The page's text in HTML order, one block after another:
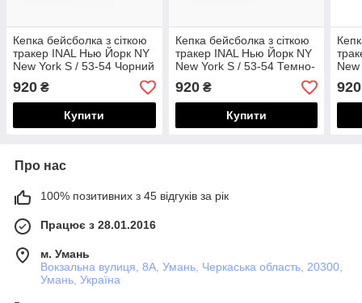
Кепка бейсболка з сіткою
тракер INAL Нью Йорк NY
New York S / 53-54 Чорний
162953
920 ₴
Купити
Кепка бейсболка з сіткою
тракер INAL Нью Йорк NY
New York S / 53-54 Темно-
синій 163153
920₴
Купити
920
Про нас
100% позитивних з 45 відгуків за рік
Працює з 28.01.2016
м. Умань
Вокзальна вулиця, 8А, Умань, Черкаська область, 20300,
Умань, Україна